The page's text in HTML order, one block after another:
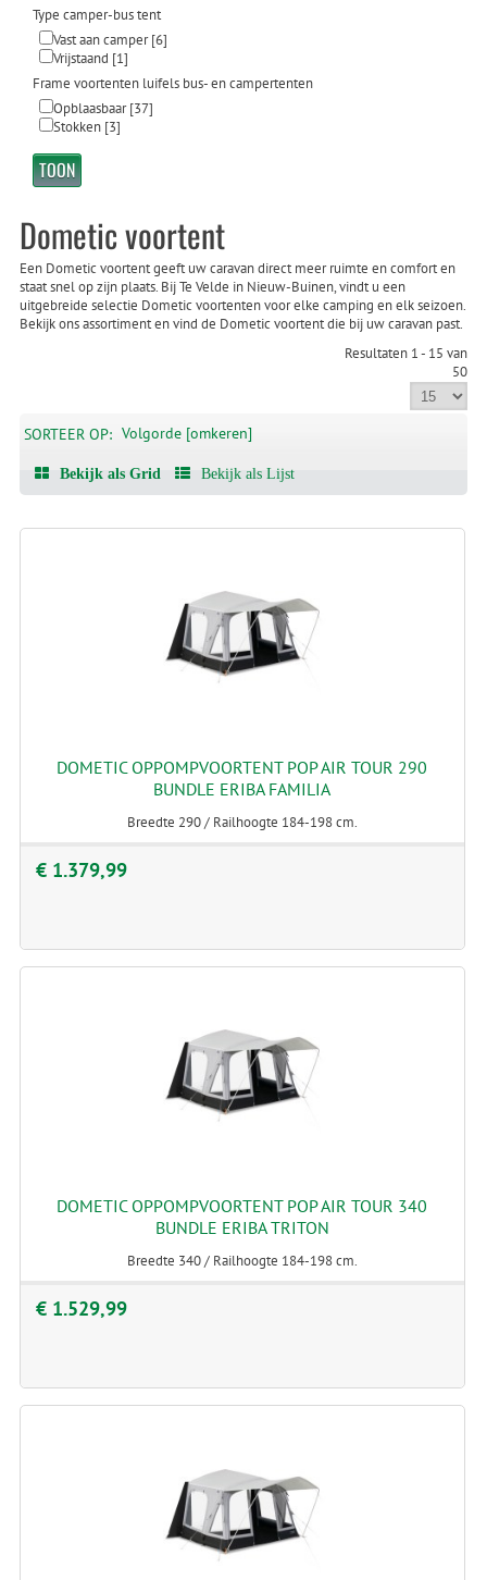
Type camper-bus tent
Vast aan camper[6]
Vrijstaand [1]
Frame voortenten luifels bus- en campertenten
Opblaasbaar[37]
Stokken[3]
Dometic voortent
Een Dometic voortent geeft uw caravan direct meer ruimte en comfort en
staat snel op zijn plaats. Bij Te Velde in Nieuw-Buinen, vindt u een
uitgebreide selectie Dometic voortenten voor elke camping en elk seizoen.
Bekijk ons assortiment en vind de Dometic voortent die bij uw caravan past.
Resultaten 1 - 15 van
50
SORTEER OP: Volgorde [omkeren]
Bekijk als Grid Bekijk als Lijst
DOMETIC OPPOMPVOORTENT POP AIR TOUR 290
BUNDLE ERIBA FAMILIA
Breedte 290 / Railhoogte 184-198 cm.
€ 1.379,99
DOMETIC OPPOMPVOORTENT POP AIR TOUR 340
BUNDLE ERIBA TRITON
Breedte 340 / Railhoogte 184-198 cm.
€ 1.529,99